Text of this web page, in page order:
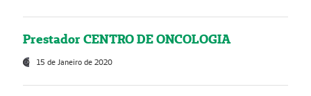
Prestador CENTRO DE ONCOLOGIA
15 de Janeiro de 2020